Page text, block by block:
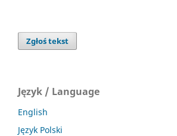
Zgłoś tekst
Język / Language
English
Język Polski